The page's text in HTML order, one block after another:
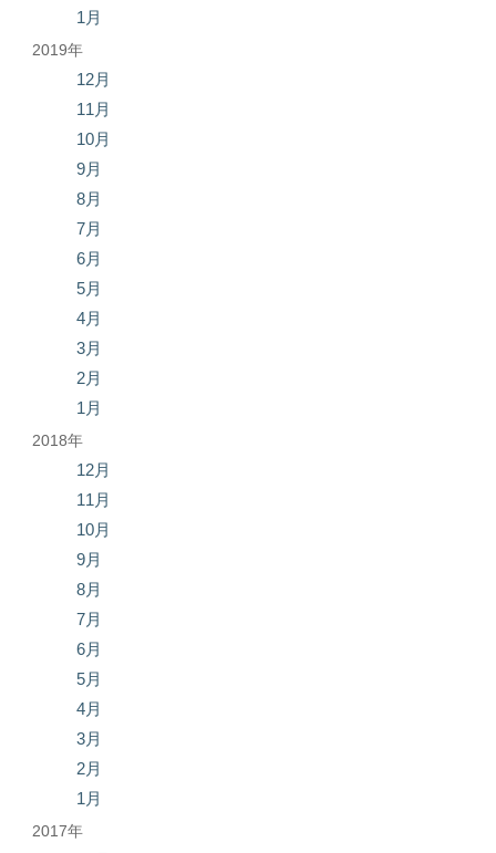
1月
2019年
12月
11月
10月
9月
8月
7月
6月
5月
4月
3月
2月
1月
2018年
12月
11月
10月
9月
8月
7月
6月
5月
4月
3月
2月
1月
2017年